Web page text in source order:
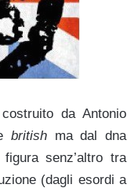
da Antonio
britishma dal dna
figura senz’altro tra
(dagli esordi a